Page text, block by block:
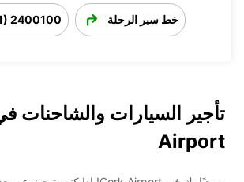
2400100 خط سير الرحلة
Airport